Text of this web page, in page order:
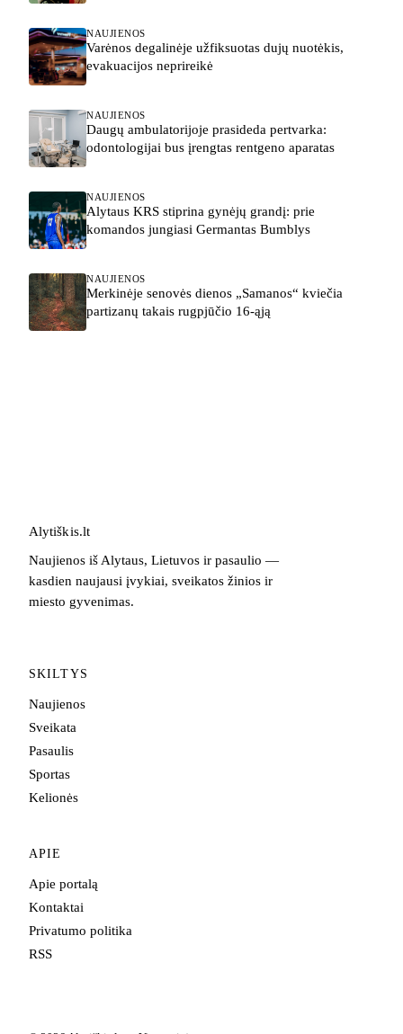
NAUJIENOS
Varėnos degalinėje užfiksuotas dujų nuotėkis,
evakuacijos neprireikė
NAUJIENOS
Daugų ambulatorijoje prasideda pertvarka:
odontologijai bus įrengtas rentgeno aparatas
NAUJIENOS
Alytaus KRS stiprina gynėjų grandį: prie
komandos jungiasi Germantas Bumblys
NAUJIENOS
Merkinėje senovės dienos „Samanos“ kviečia
partizanų takais rugpjūčio 16-ąją
Alytiškis.lt
Naujienos iš Alytaus, Lietuvos ir pasaulio —
kasdien naujausi įvykiai, sveikatos žinios ir
miesto gyvenimas.
SKILTYS
Naujienos
Sveikata
Pasaulis
Sportas
Kelionės
APIE
Apie portalą
Kontaktai
Privatumo politika
RSS